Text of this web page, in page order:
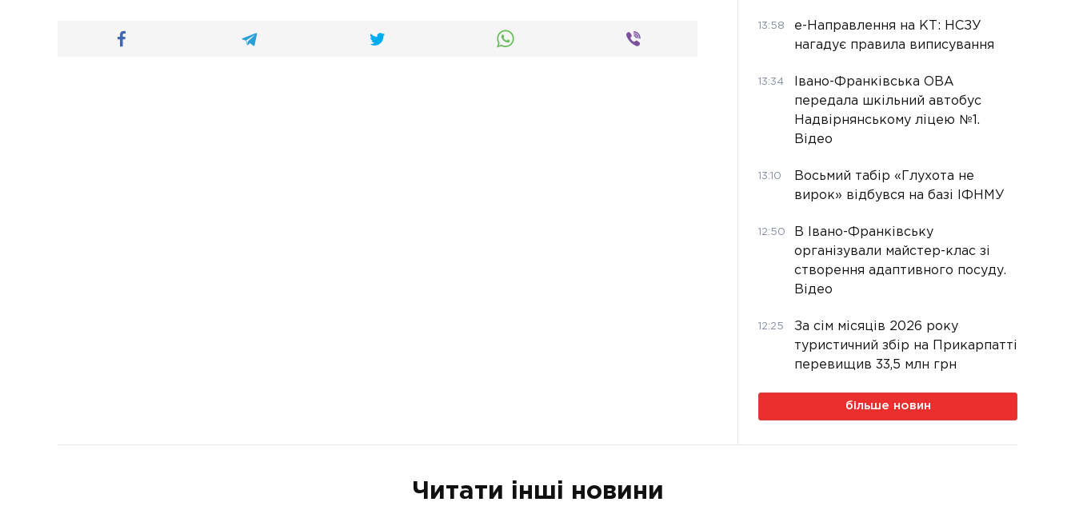
13:58
е-Направлення на КТ: НСЗУ
нагадує правила виписування
13:34
Івано-Франківська ОВА
передала шкільний автобус
Надвірнянському ліцею №1.
Відео
13:10
Восьмий табір «Глухота не
вирок» відбувся на базі ІФНМУ
12:50
В Івано-Франківську
організували майстер-клас зі
створення адаптивного посуду.
Відео
12:25
За сім місяців 2026 року
туристичний збір на Прикарпатті
перевищив 33,5 млн грн
більше новин
Читати інші новини